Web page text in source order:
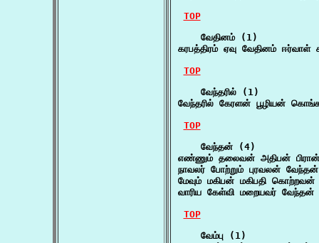
TOP
    வேதினம் (1)
கரபத்திரம் ஏவு வேதினம்
TOP
    வேந்தரில் (1)
வேந்தரில் கேரளன் பூழியன்
TOP
    வேந்தன் (4)
எண்ணும் தலைவன் அதிபன்
நாவலர் போற்றும் புரவலன்
மேவும் மகிபன் மகிபதி
வாரிய கேள்வி மறையவர்
TOP
    வேம்பு (1)